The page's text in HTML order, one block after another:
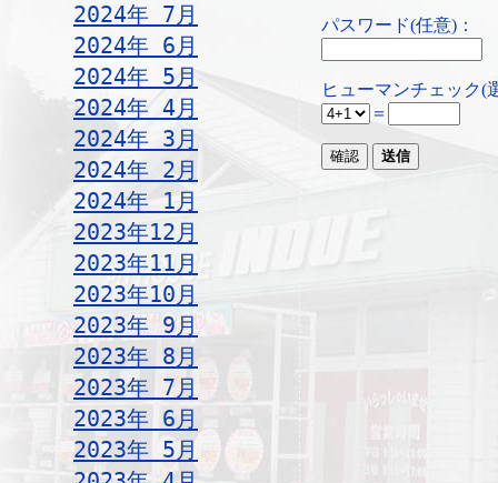
2024年 7月
2024年 6月
2024年 5月
2024年 4月
2024年 3月
2024年 2月
2024年 1月
2023年12月
2023年11月
2023年10月
2023年 9月
2023年 8月
2023年 7月
2023年 6月
2023年 5月
パスワード(任意)：
ヒューマンチェック(
＝